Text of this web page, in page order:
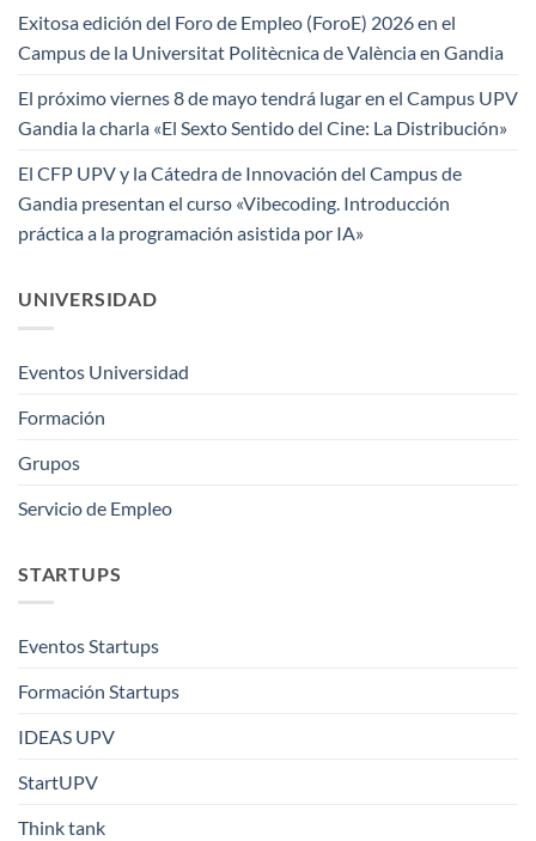
Exitosa edición del Foro de Empleo (ForoE) 2026 en el
Campus de la Universitat Politècnica de València en Gandia
El próximo viernes 8 de mayo tendrá lugar en el Campus UPV
Gandia la charla «El Sexto Sentido del Cine: La Distribución»
El CFP UPV y la Cátedra de Innovación del Campus de
Gandia presentan el curso «Vibecoding. Introducción
práctica a la programación asistida por IA»
UNIVERSIDAD
Eventos Universidad
Formación
Grupos
Servicio de Empleo
STARTUPS
Eventos Startups
Formación Startups
IDEAS UPV
StartUPV
Think tank